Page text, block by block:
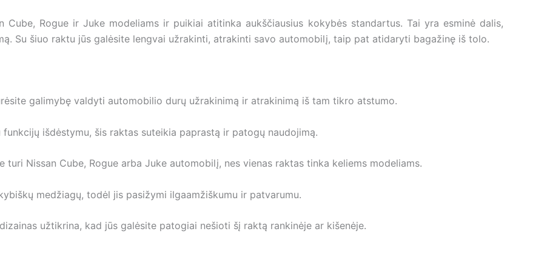
Rogue ir Juke modeliams ir puikiai atitinka aukščiausius kokybės standartus. Tai yra esminė dalis,
Su šiuo raktu jūs galėsite lengvai užrakinti, atrakinti savo automobilį, taip pat atidaryti bagažinę iš tolo.
galimybę valdyti automobilio durų užrakinimą ir atrakinimą iš tam tikro atstumo.
funkcijų išdėstymu, šis raktas suteikia paprastą ir patogų naudojimą.
turi Nissan Cube, Rogue arba Juke automobilį, nes vienas raktas tinka keliems modeliams.
medžiagų, todėl jis pasižymi ilgaamžiškumu ir patvarumu.
užtikrina, kad jūs galėsite patogiai nešioti šį raktą rankinėje ar kišenėje.